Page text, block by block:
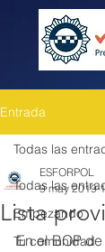
Entrada
Todas las
Empezando
Tu comunidad
Todas las
Lista
ESFORPOL
9 may 2019
En el BOP